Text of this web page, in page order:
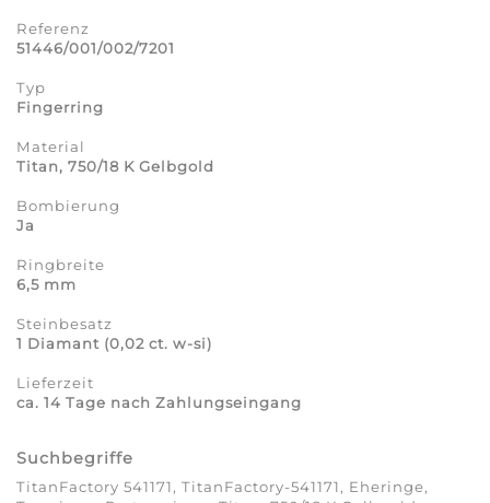
Referenz
51446/001/002/7201
Typ
Fingerring
Material
Titan, 750/18 K Gelbgold
Bombierung
Ja
Ringbreite
6,5 mm
Steinbesatz
1 Diamant (0,02 ct. w-si)
Lieferzeit
ca. 14 Tage nach Zahlungseingang
Suchbegriffe
TitanFactory 541171, TitanFactory-541171, Eheringe,